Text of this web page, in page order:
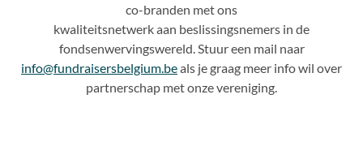
co-branden met ons
kwaliteitsnetwerk aan beslissingsnemers in de
fondsenwervingswereld. Stuur een mail naar
info@fundraisersbelgium.beals je graag meer info wil over
partnerschap met onze vereniging.